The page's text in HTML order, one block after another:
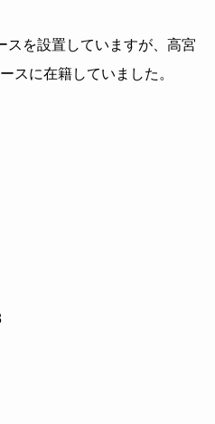
スを設置していますが、高宮
スに在籍していました。